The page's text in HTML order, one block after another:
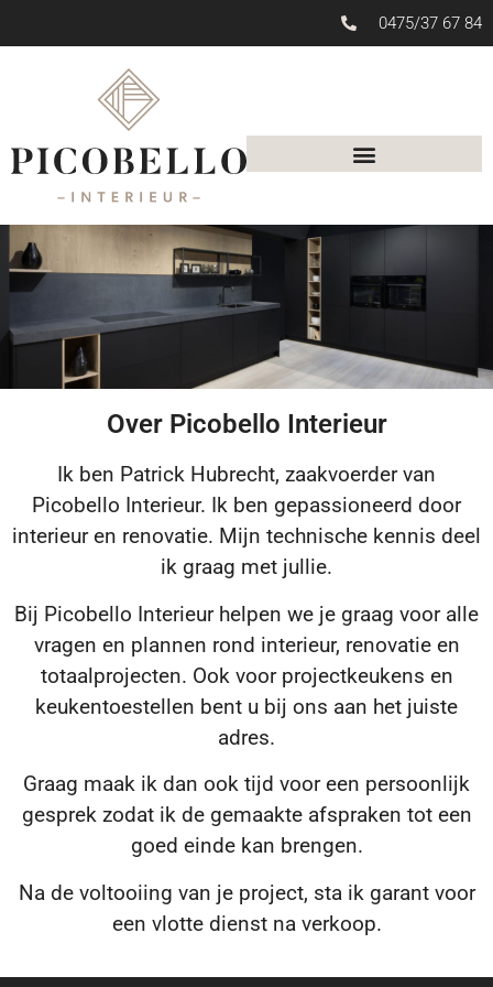
0475/37 67 84
Over Picobello Interieur
Ik ben Patrick Hubrecht, zaakvoerder van
Picobello Interieur. Ik ben gepassioneerd door
interieur en renovatie. Mijn technische kennis deel
ik graag met jullie.
Bij Picobello Interieur helpen we je graag voor alle
vragen en plannen rond interieur, renovatie en
totaalprojecten. Ook voor projectkeukens en
keukentoestellen bent u bij ons aan het juiste
adres.
Graag maak ik dan ook tijd voor een persoonlijk
gesprek zodat ik de gemaakte afspraken tot een
goed einde kan brengen.
Na de voltooiing van je project, sta ik garant voor
een vlotte dienst na verkoop.